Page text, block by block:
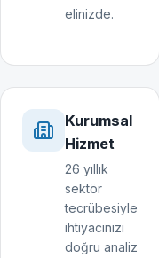
elinizde.
Kurumsal
Hizmet
26 yıllık
sektör
tecrübesiyle
ihtiyacınızı
doğru analiz